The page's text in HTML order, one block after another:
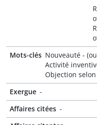
Mots-clés Nouveauté -
Activité
Objection
Exergue -
Affaires citées -